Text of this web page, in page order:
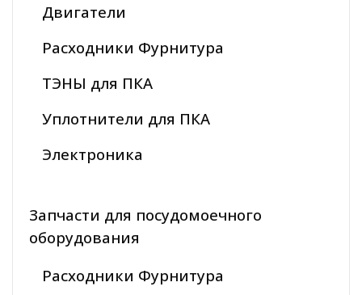
Двигатели
Расходники Фурнитура
ТЭНЫ для ПКА
Уплотнители для ПКА
Электроника
Запчасти для посудомоечного
оборудования
Расходники Фурнитура